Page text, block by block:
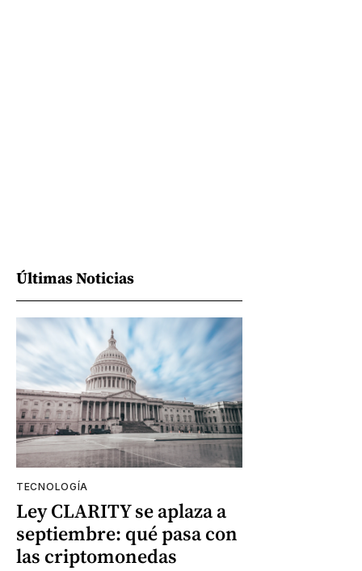
Últimas Noticias
TECNOLOGÍA
Ley CLARITY se aplaza a
septiembre: qué pasa con
las criptomonedas